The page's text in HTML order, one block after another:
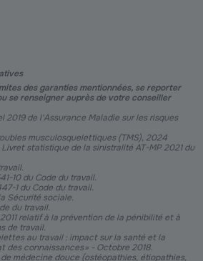
des garanties mentionnées, se reporter
se renseigner auprès de votre conseiller
2019 de l'Assurance Maladie sur les risques
musculosquelettiques (TMS), 2024
statistique de la sinistralité AT-MP 2021 du
10 du Code du travail.
1 du Code du travail.
Sécurité sociale.
du travail.
relatif à la prévention de la pénibilité et à
de travail.
au travail : impact sur la santé et la
des connaissances » - Octobre 2018.
médecine douce (ostéopathies, étiopathies,